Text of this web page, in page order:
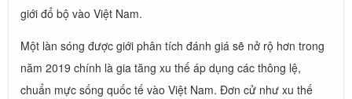
giới đổ bộ vào Việt Nam.
Một làn sóng được giới phân tích đánh giá sẽ nở rộ hơn trong
năm 2019 chính là gia tăng xu thế áp dụng các thông lệ,
chuẩn mực sống quốc tế vào Việt Nam. Đơn cử như xu thế